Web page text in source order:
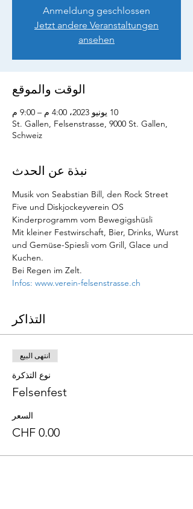
Anmeldung geschlossen
Jetzt andere Veranstaltungen
ansehen
الوقت والموقع
10 يونيو 2023، 4:00 م – 9:00 م
St. Gallen, Felsenstrasse, 9000 St. Gallen,
Schweiz
نبذة عن الحدث
Musik von Seabstian Bill, den Rock Street
Five und Diskjockeyverein OS
Kinderprogramm vom Bewegigshüsli
Mit kleiner Festwirschaft, Bier, Drinks, Wurst
und Gemüse-Spiesli vom Grill, Glace und
Kuchen.
Bei Regen im Zelt.
Infos: www.verein-felsenstrasse.ch
التذاكر
انتهى البيع
نوع التذكرة
Felsenfest
السعر